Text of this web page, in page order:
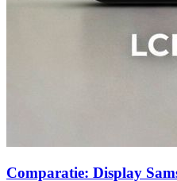
Comparatie: Display